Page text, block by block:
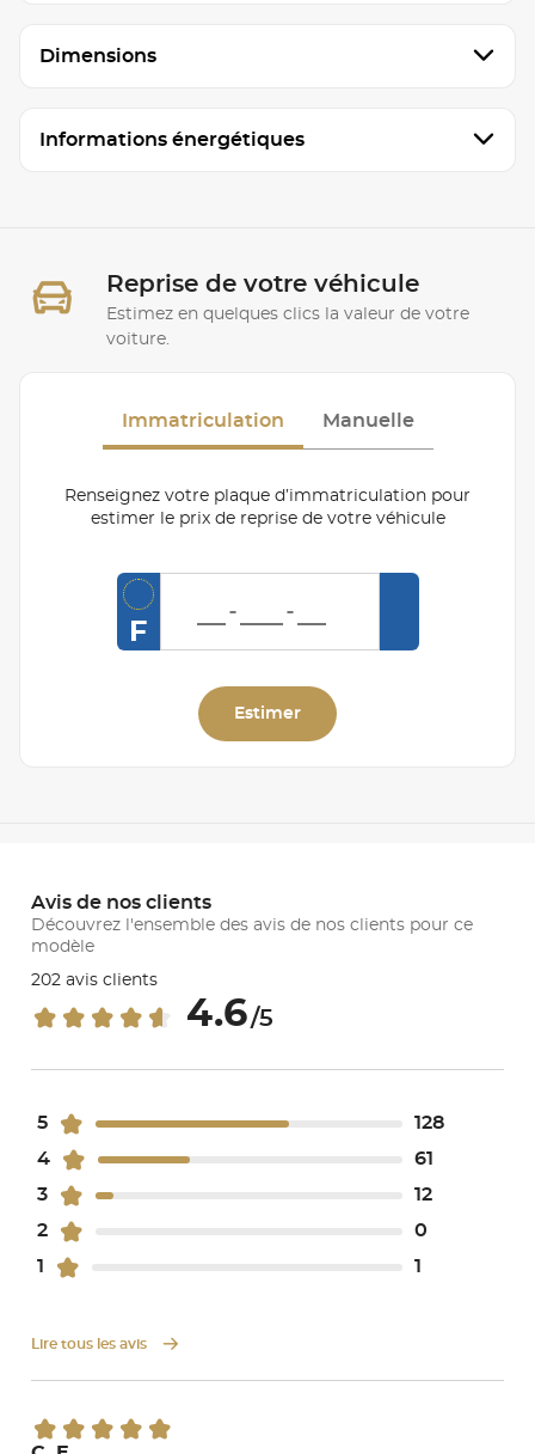
Dimensions
Informations énergétiques
Reprise de votre véhicule
Estimez en quelques clics la valeur de votre
voiture.
Immatriculation Manuelle
Renseignez votre plaque d’immatriculation pour
estimer le prix de reprise de votre véhicule
F
Estimer
Avis de nos clients
Découvrez l'ensemble des avis de nos clients pour ce
modèle
202 avis clients
4.6/5
5
128
4
61
3
12
2
0
1
1
Lire tous les avis